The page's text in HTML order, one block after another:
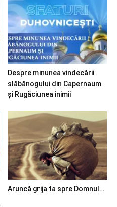
Despre minunea vindecării
slăbănogului din Capernaum
și Rugăciunea inimii
Aruncă grija ta spre Domnul…